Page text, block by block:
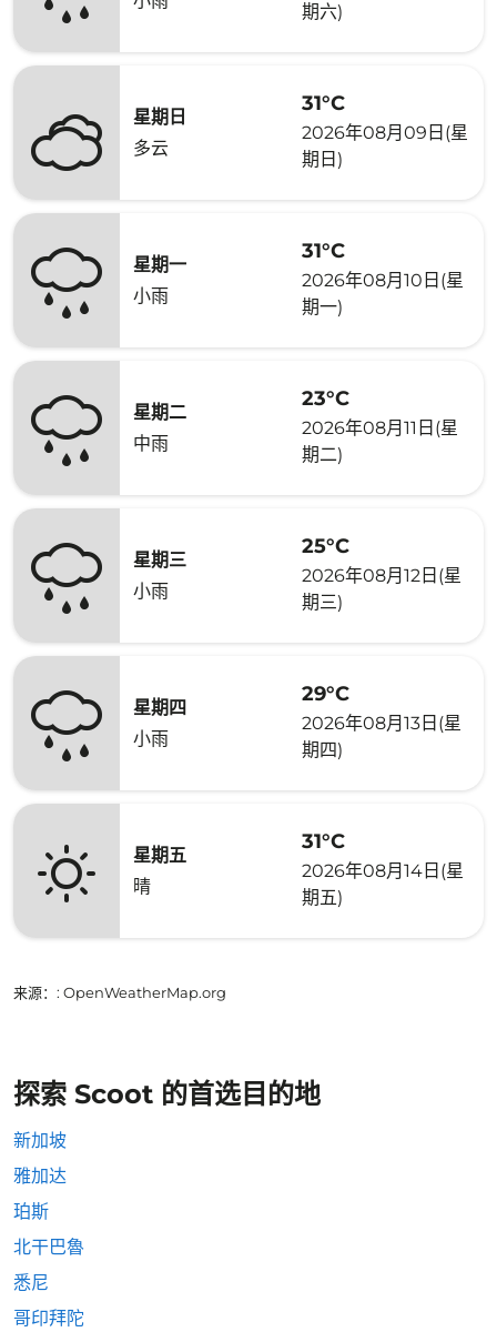
期六)
星期日
多云
31°C
2026年08月09日(星
期日)
星期一
小雨
31°C
2026年08月10日(星
期一)
星期二
中雨
23°C
2026年08月11日(星
期二)
星期三
小雨
25°C
2026年08月12日(星
期三)
星期四
小雨
29°C
2026年08月13日(星
期四)
星期五
晴
31°C
2026年08月14日(星
期五)
来源： : OpenWeatherMap.org
探索 Scoot 的首选目的地
新加坡
雅加达
珀斯
北干巴魯
悉尼
哥印拜陀